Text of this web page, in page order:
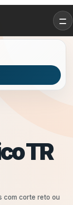
TR
com corte reto ou